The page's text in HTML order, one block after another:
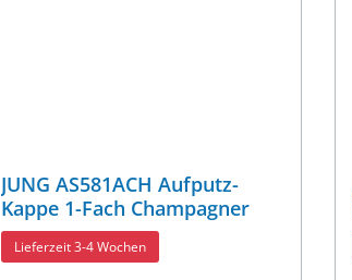
JUNG AS581ACH Aufputz-
Kappe 1-Fach Champagner
Lieferzeit 3-4 Wochen